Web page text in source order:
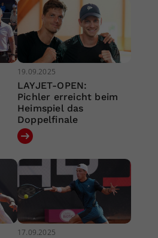
19.09.2025
LAYJET-OPEN:
Pichler erreicht beim
Heimspiel das
Doppelfinale
17.09.2025